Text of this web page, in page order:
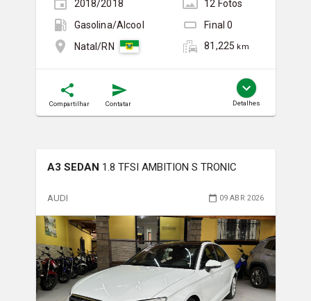
2018/2018 12 Fotos
Gasolina/Álcool
Final0
Natal/RN
81,225 km
Compartilhar Contatar Detalhes
A3 SEDAN 1.8 TFSI AMBITION S TRONIC
AUDI 09 ABR 2026